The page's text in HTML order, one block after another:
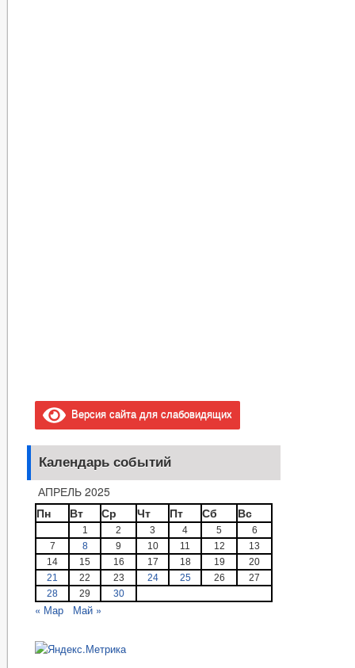
Версия сайта для слабовидящих
Календарь событий
АПРЕЛЬ 2025
Пн
Вт Ср Чт Пт Сб Вс
1 2 3 4 5
6
7
8 9 10 11 12
13
14
15 16 17 18 19
20
21
22 23 24 25 26
27
28
29 30
« Мар Май »